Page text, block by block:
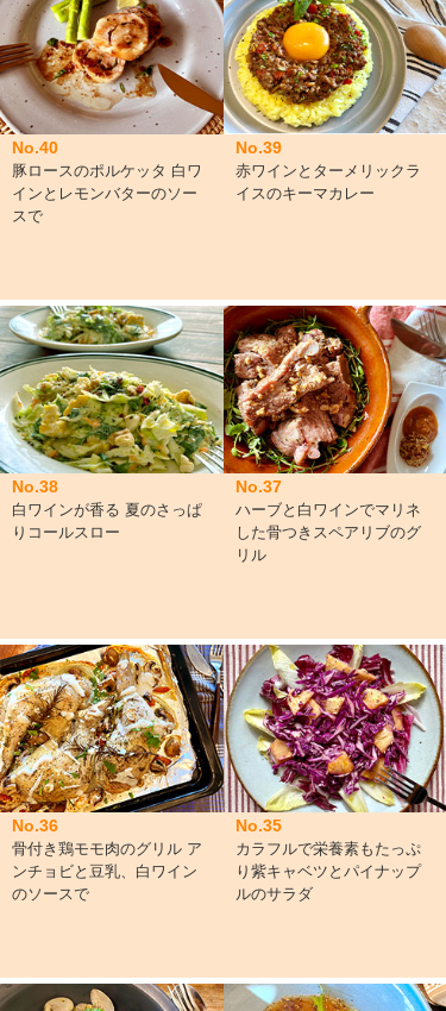
No.40
豚ロースのポルケッタ 白ワ
インとレモンバターのソー
スで
No.39
赤ワインとターメリックラ
イスのキーマカレー
No.38
白ワインが香る 夏のさっぱ
りコールスロー
No.37
ハーブと白ワインでマリネ
した骨つきスペアリブのグ
リル
No.36
骨付き鶏モモ肉のグリル ア
ンチョビと豆乳、白ワイン
のソースで
No.35
カラフルで栄養素もたっぷ
り紫キャベツとパイナップ
ルのサラダ